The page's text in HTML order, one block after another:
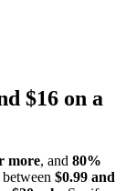
$16 on a
more, and 80%
between $0.99 and